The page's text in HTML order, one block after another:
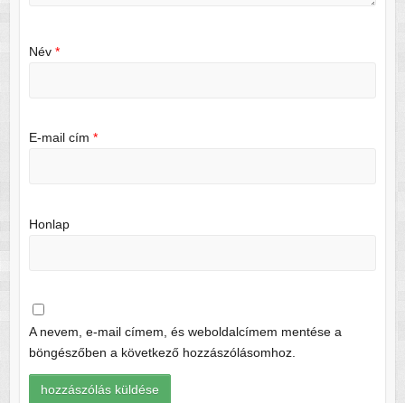
Név *
E-mail cím *
Honlap
A nevem, e-mail címem, és weboldalcímem mentése a
böngészőben a következő hozzászólásomhoz.